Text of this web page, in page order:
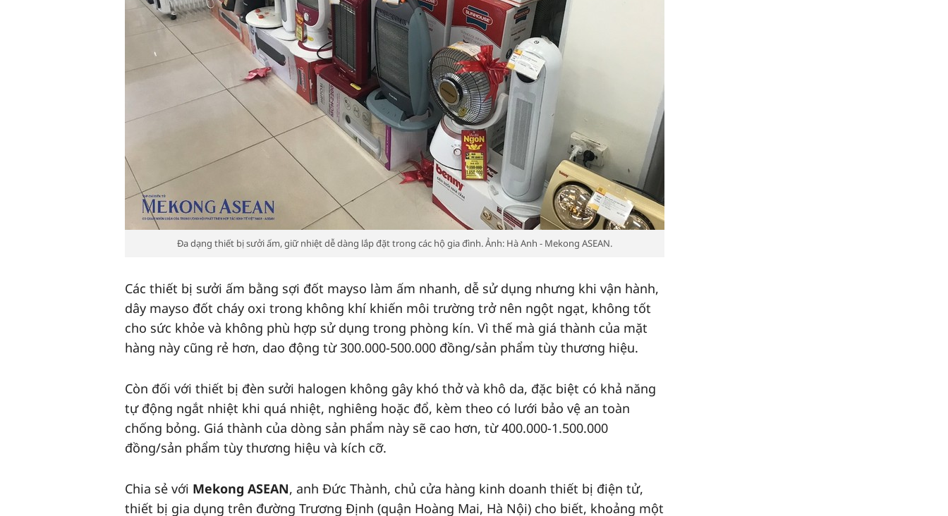
Đa dạng thiết bị sưởi ấm, giữ nhiệt dễ dàng lắp đặt trong các hộ gia đình. Ảnh: Hà Anh - Mekong ASEAN.
Các thiết bị sưởi ấm bằng sợi đốt mayso làm ấm nhanh, dễ sử dụng nhưng khi vận hành,
dây mayso đốt cháy oxi trong không khí khiến môi trường trở nên ngột ngạt, không tốt
cho sức khỏe và không phù hợp sử dụng trong phòng kín. Vì thế mà giá thành của mặt
hàng này cũng rẻ hơn, dao động từ 300.000-500.000 đồng/sản phẩm tùy thương hiệu.
Còn đối với thiết bị đèn sưởi halogen không gây khó thở và khô da, đặc biệt có khả năng
tự động ngắt nhiệt khi quá nhiệt, nghiêng hoặc đổ, kèm theo có lưới bảo vệ an toàn
chống bỏng. Giá thành của dòng sản phẩm này sẽ cao hơn, từ 400.000-1.500.000
đồng/sản phẩm tùy thương hiệu và kích cỡ.
Chia sẻ với Mekong ASEAN, anh Đức Thành, chủ cửa hàng kinh doanh thiết bị điện tử,
thiết bị gia dụng trên đường Trương Định (quận Hoàng Mai, Hà Nội) cho biết, khoảng một